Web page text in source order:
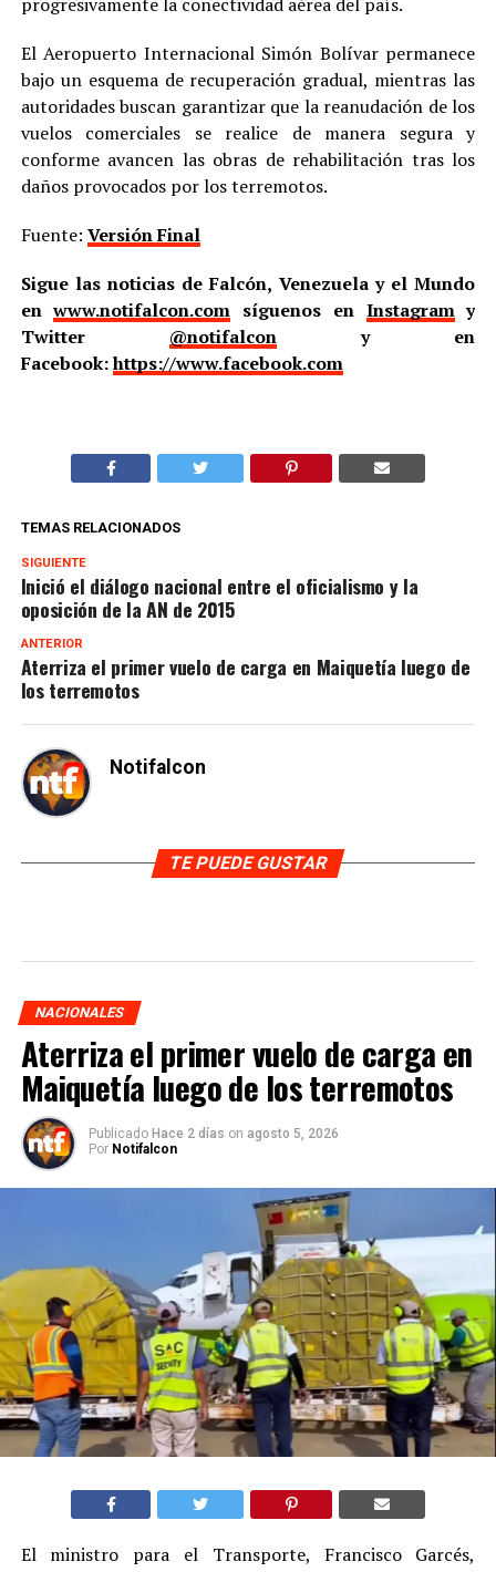
El Aeropuerto Internacional Simón Bolívar permanece
bajo un esquema de recuperación gradual, mientras las
autoridades buscan garantizar que la reanudación de los
vuelos comerciales se realice de manera segura y
conforme avancen las obras de rehabilitación tras los
daños provocados por los terremotos.
Fuente: Versión Final
Sigue las noticias de Falcón, Venezuela y el Mundo
enwww.notifalcon.com síguenos en Instagramy
Twitter @notifalcony en
Facebook:https://www.facebook.com
TEMAS RELACIONADOS
SIGUIENTE
Inició el diálogo nacional entre el oficialismo y la
oposición de la AN de 2015
ANTERIOR
Aterriza el primer vuelo de carga en Maiquetía luego de
los terremotos
Notifalcon
TE PUEDE GUSTAR
NACIONALES
Aterriza el primer vuelo de carga en
Maiquetía luego de los terremotos
Publicado Hace 2 días on agosto 5, 2026
Por Notifalcon
El ministro para el Transporte, Francisco Garcés,